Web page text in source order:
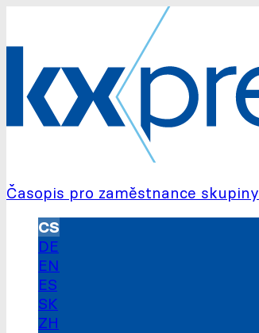
Časopis pro zaměstnance skupiny
CS
DE
EN
ES
SK
ZH